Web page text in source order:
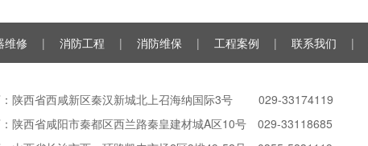
维修 | 消防工程 | 消防维保 | 工程案例 | 联系我们 |
：陕西省西咸新区秦汉新城北上召海纳国际3号 029-33174119
陕西省咸阳市秦都区西兰路秦皇建材城A区10号 029-33118685